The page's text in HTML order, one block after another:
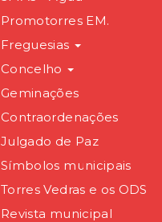
Promotorres EM.
Freguesias
Concelho
Geminações
Contraordenações
Julgado de Paz
Símbolos municipais
Torres Vedras e os ODS
Revista municipal